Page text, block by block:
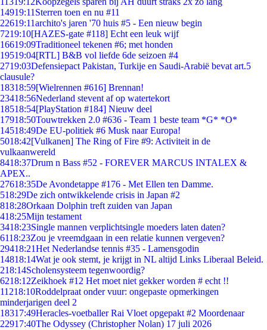
14919:11 Sterren toen en nu #11
22619:11archito's jaren '70 huis #5 - Een nieuw begin
7219:10[HAZES-gate #118] Echt een leuk wijf
16619:09Traditioneel tekenen #6; met honden
19519:04[RTL] B&B vol liefde 6de seizoen #4
2719:03Defensiepact Pakistan, Turkije en Saudi-Arabië bevat art.5
clausule?
18318:59[Wielrennen #616] Brennan!
23418:56Nederland stevent af op watertekort
18518:54[PlayStation #184] Nieuw deel
17918:50Touwtrekken 2.0 #636 - Team 1 beste team *G* *O*
14518:49De EU-politiek #6 Musk naar Europa!
5018:42[Vulkanen] The Ring of Fire #9: Activiteit in de
vulkaanwereld
8418:37Drum n Bass #52 - FOREVER MARCUS INTALEX &
APEX..
27618:35De Avondetappe #176 - Met Ellen ten Damme.
518:29De zich ontwikkelende crisis in Japan #2
818:28Orkaan Dolphin treft zuiden van Japan
418:25Mijn testament
3418:23Single mannen verplichtsingle moeders laten daten?
6118:23Zou je vreemdgaan in een relatie kunnen vergeven?
29418:21Het Nederlandse tennis #35 - Lamensgodin
14818:14Wat je ook stemt, je krijgt in NL altijd Links Liberaal Beleid.
218:14Scholensysteem tegenwoordig?
6218:12Zeikhoek #12 Het moet niet gekker worden # echt !!
11218:10Roddelpraat onder vuur: ongepaste opmerkingen
minderjarigen deel 2
18317:49Heracles-voetballer Rai Vloet opgepakt #2 Moordenaar
22917:40The Odyssey (Christopher Nolan) 17 juli 2026